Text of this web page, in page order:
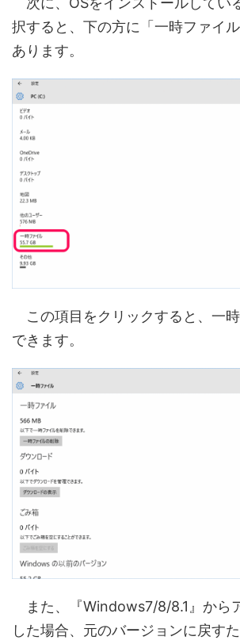
択すると、下の方に「一時ファイ
あります。
この項目をクリックすると、一
できます。
また、『Windows7/8/8.1』から
した場合、元のバージョンに戻す